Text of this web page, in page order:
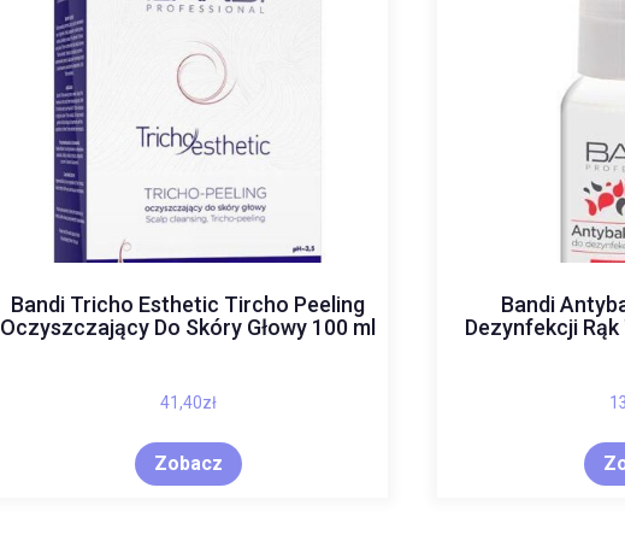
Bandi Tricho Esthetic Tircho Peeling
Oczyszczający Do Skóry Głowy 100 ml
41,40zł
Zobacz
Bandi
Dezynfekcji